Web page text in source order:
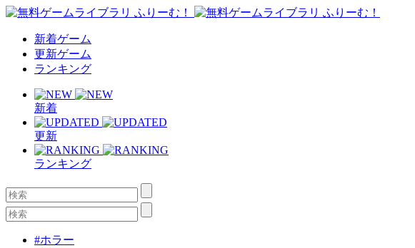
新着ゲーム
更新ゲーム
ランキング
新着
更新
ランキング
#ホラー